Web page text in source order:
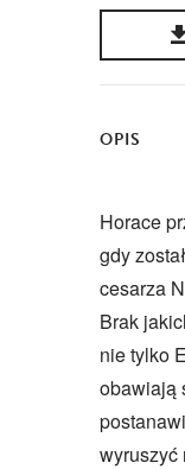
OPIS
Horace
gdy
cesarza
Brak
nie tylko
obawiają
wyruszyć